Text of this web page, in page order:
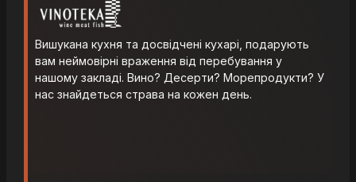
Вишукана кухня та досвідчені кухарі, подарують
вам неймовірні враження від перебування у
нашому закладі. Вино? Десерти? Морепродукти? У
нас знайдеться страва на кожен день.